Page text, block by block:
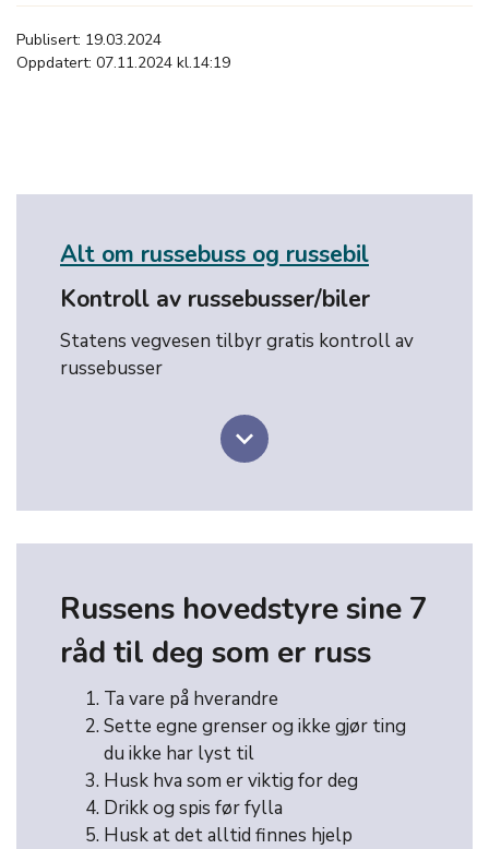
Publisert: 19.03.2024
Oppdatert: 07.11.2024 kl.14:19
Alt om russebuss og russebil
Kontroll av russebusser/biler
Statens vegvesen tilbyr gratis kontroll av
russebusser
keyboard_arrow_down
Russens hovedstyre sine 7
råd til deg som er russ
Ta vare på hverandre
Sette egne grenser og ikke gjør ting
du ikke har lyst til
Husk hva som er viktig for deg
Drikk og spis før fylla
Husk at det alltid finnes hjelp